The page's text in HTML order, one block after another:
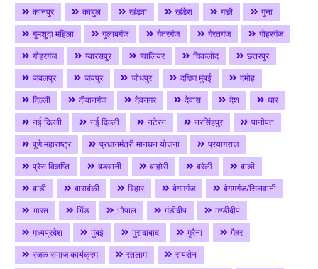
कानपुर
काबुल खंडवा खंडेरा गङी
गुना
गुमशुदा महिला
गुलाबगंज गैतरगंज गैरतगंज
गोहरगंज
गौहरगंज
ग्यारसपुर ग्वालियर चिकलोद
छतरपुर
जबलपुर
जयपुर जोधपुर दक्षिण मुंबई
दमोह
दिल्ली
दीवानगंज देवनगर देवास देश
धार
नई दिल्ली
नई दिल्ली नटेरन नरसिंहपुर
पानीपत
पुणे महाराष्ट्र
प्रधानमंत्री मानधन योजना
प्रयागराज
प्रेस विज्ञप्ति
बङवानी बम्होरी बरेली
बाङी
बाडी
बाराबंकी बिहार बेगमगंज
बेगमगंज/सिलवानी
भारत
भिंड भोपाल मंडीदीप
मण्डीदीप
मध्यप्रदेश
मुंबई मुरादाबाद मुरैना
मैहर
रजक समाज कार्यक्रम
रतलाम
रायसेन